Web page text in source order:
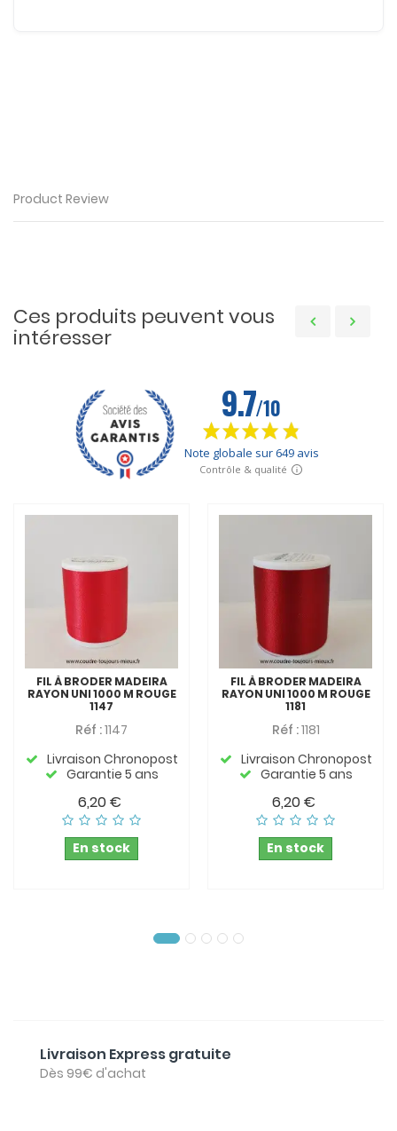
Product Review
Ces produits peuvent vous
intéresser
FIL À BRODER MADEIRA
RAYON UNI 1000 M ROUGE
1147
Réf :1147
Livraison Chronopost
Garantie 5 ans
6,20 €
En stock
FIL À BRODER MADEIRA
RAYON UNI 1000 M ROUGE
1181
Réf :1181
Livraison Chronopost
Garantie 5 ans
6,20 €
En stock
Livraison Express gratuite
Dès 99€ d'achat